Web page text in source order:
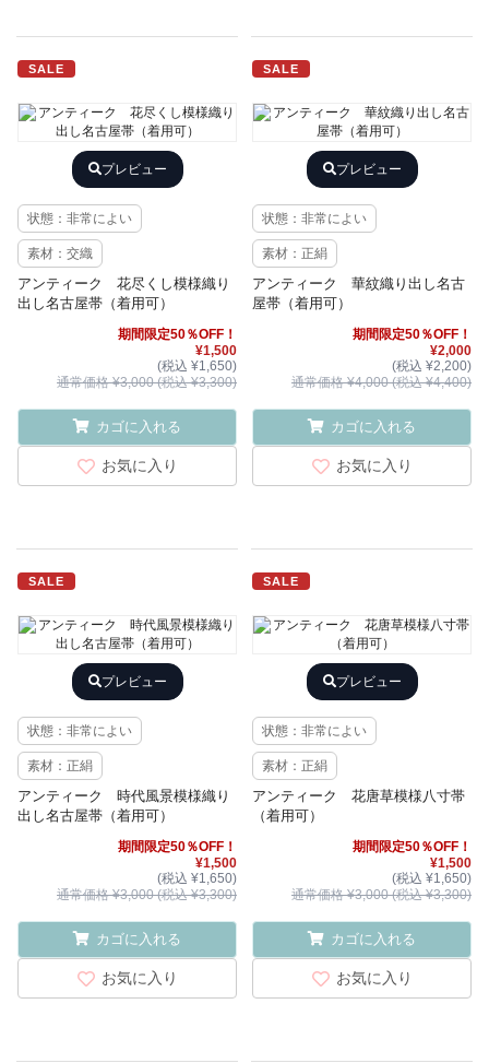
SALE
プレビュー
状態：非常によい
素材：交織
アンティーク 花尽くし模様織り
出し名古屋帯（着用可）
期間限定50％OFF！
¥1,500
(税込 ¥1,650)
通常価格 ¥3,000 (税込 ¥3,300)
カゴに入れる
お気に入り
SALE
プレビュー
状態：非常によい
素材：正絹
アンティーク 華紋織り出し名古
屋帯（着用可）
期間限定50％OFF！
¥2,000
(税込 ¥2,200)
通常価格 ¥4,000 (税込 ¥4,400)
カゴに入れる
お気に入り
SALE
プレビュー
状態：非常によい
素材：正絹
アンティーク 時代風景模様織り
出し名古屋帯（着用可）
期間限定50％OFF！
¥1,500
(税込 ¥1,650)
通常価格 ¥3,000 (税込 ¥3,300)
カゴに入れる
お気に入り
SALE
プレビュー
状態：非常によい
素材：正絹
アンティーク 花唐草模様八寸帯
（着用可）
期間限定50％OFF！
¥1,500
(税込 ¥1,650)
通常価格 ¥3,000 (税込 ¥3,300)
カゴに入れる
お気に入り